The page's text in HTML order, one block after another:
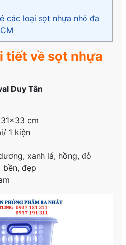
các loại sọt nhựa nhỏ đa
tiết về sọt nhựa
Duy Tân
cm
1 kiện
xanh lá, hồng, đỏ
bền, đẹp